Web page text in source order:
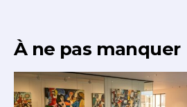
À ne pas manquer